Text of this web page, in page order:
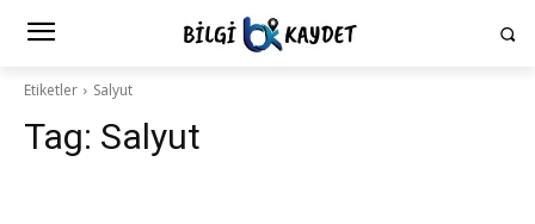
Etiketler Salyut
Tag: Salyut